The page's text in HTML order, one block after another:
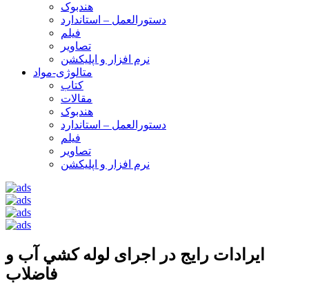
هندبوک
دستورالعمل – استاندارد
فیلم
تصاویر
نرم افزار و اپلیکشن
متالوژی-مواد
کتاب
مقالات
هندبوک
دستورالعمل – استاندارد
فیلم
تصاویر
نرم افزار و اپلیکشن
اﻳﺮادات راﻳﺞ در اﺟﺮای ﻟﻮﻟﻪ ﻛﺸﻲ آب و
ﻓﺎﺿﻼب